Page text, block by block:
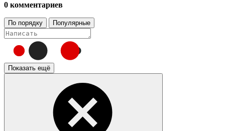
0 комментариев
По порядку Популярные
Показать ещё